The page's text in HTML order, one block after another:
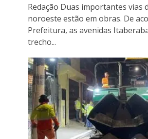
Redação Duas importantes vias
noroeste estão em obras. De
Prefeitura, as avenidas
trecho...